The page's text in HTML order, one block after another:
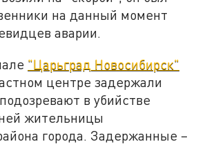
на данный момент
аварии.
"Царьград Новосибирск"
центре задержали
в убийстве
жительницы
города. Задержанные –